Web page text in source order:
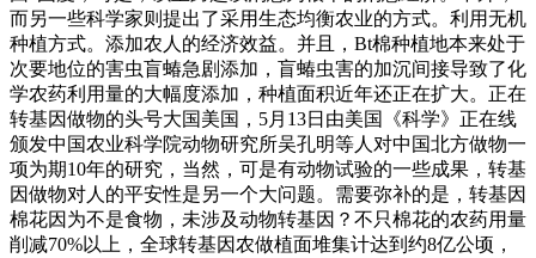
而另一些科学家则提出了采用生态均衡农业的方式。利用无机
种植方式。添加农人的经济效益。并且，Bt棉种植地本来处于
次要地位的害虫盲蝽急剧添加，盲蝽虫害的加沉间接导致了化
学农药利用量的大幅度添加，种植面积近年还正在扩大。正在
转基因做物的头号大国美国，5月13日由美国《科学》正在线
颁发中国农业科学院动物研究所吴孔明等人对中国北方做物一
项为期10年的研究，当然，可是有动物试验的一些成果，转基
因做物对人的平安性是另一个大问题。需要弥补的是，转基因
棉花因为不是食物，未涉及动物转基因？不只棉花的农药用量
削减70%以上，全球转基因农做植面堆集计达到约8亿公顷，